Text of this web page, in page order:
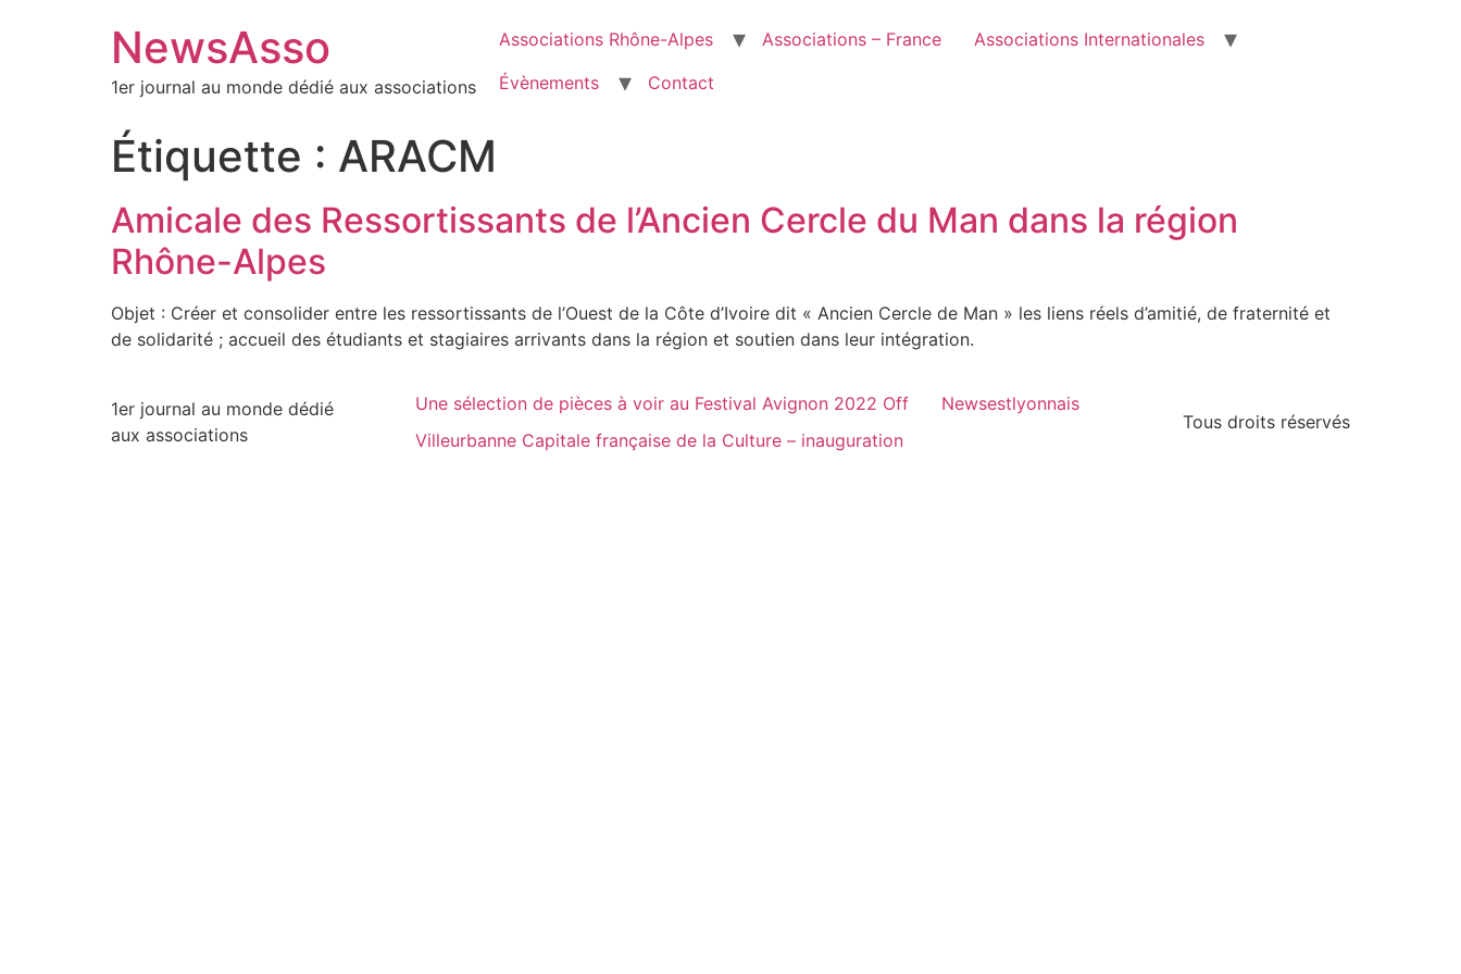
NewsAsso
1er journal au monde dédié aux associations
Associations Rhône-Alpes Associations – France
Associations Internationales
Évènements
Contact
Étiquette : ARACM
Amicale des Ressortissants de l’Ancien Cercle du Man dans la région
Rhône-Alpes
Objet : Créer et consolider entre les ressortissants de l’Ouest de la Côte d’Ivoire dit « Ancien Cercle de Man » les liens réels d’amitié, de fraternité et
de solidarité ; accueil des étudiants et stagiaires arrivants dans la région et soutien dans leur intégration.
1er journal au monde dédié
aux associations
Une sélection de pièces à voir au Festival Avignon 2022 Off
Newsestlyonnais
Villeurbanne Capitale française de la Culture – inauguration
Tous droits réservés